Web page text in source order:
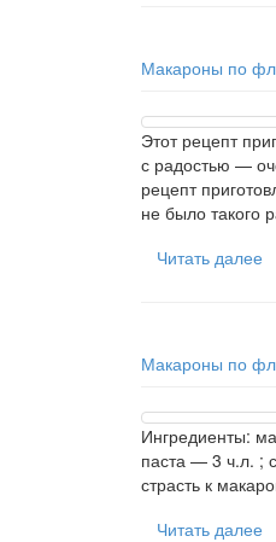
Макароны по
Этот рецепт
с радостью —
рецепт
не было такого
Читать далее
Макароны по
Ингредиенты:
паста — 3 ч.л. ;
страсть к
Читать далее